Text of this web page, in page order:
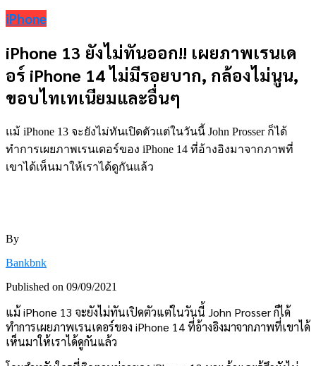
iPhone
iPhone 13 ยังไม่ทันออก!! เผยภาพเรนเด
อร์ iPhone 14 ไม่มีรอยบาก, กล้องไม่นูน,
ขอบไทเทเนียมและอื่นๆ
แม้ iPhone 13 จะยังไม่ทันเปิดตัวแต่ในวันนี้ John Prosser ก็ได้
ทำการเผยภาพเรนเดอร์ของ iPhone 14 ที่อ้างอิงมาจากภาพที่
เขาได้เห็นมาให้เราได้ดูกันแล้ว
By
Bankbnk
Published on 09/09/2021
แม้ iPhone 13 จะยังไม่ทันเปิดตัวแต่ในวันนี้ John Prosser ก็ได้
ทำการเผยภาพเรนเดอร์ของ iPhone 14 ที่อ้างอิงมาจากภาพที่เขาได้
เห็นมาให้เราได้ดูกันแล้ว